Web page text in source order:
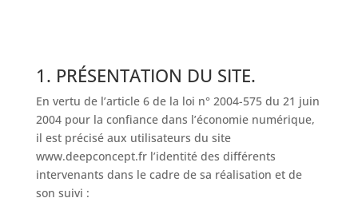
1. PRÉSENTATION DU SITE.
En vertu de l’article 6 de la loi n° 2004-575 du 21 juin
2004 pour la confiance dans l’économie numérique,
il est précisé aux utilisateurs du site
www.deepconcept.fr l’identité des différents
intervenants dans le cadre de sa réalisation et de
son suivi :